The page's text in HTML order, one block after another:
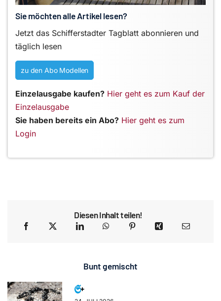
Sie möchten alle Artikel lesen?
Jetzt das Schifferstadter Tagblatt abonnieren und
täglich lesen
zu den Abo Modellen
Einzelausgabe kaufen? Hier geht es zum Kauf der
Einzelausgabe
Sie haben bereits ein Abo? Hier geht es zum
Login
Diesen Inhalt teilen!
Bunt gemischt